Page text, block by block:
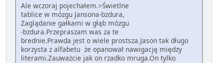
Ale wczoraj pojechałem.>Świetlne
tablice w mózgu Jansona-bzdura,
Zaglądanie gałkami w głąb mózgu
-bzdura.Przepraszam was za te
brednie.Prawda jest o wiele prostsza.Jason tak długo
korzysta z alfabetu że opanował nawigację między
literami.Zauważcie jak on rzadko mruga.On tylko